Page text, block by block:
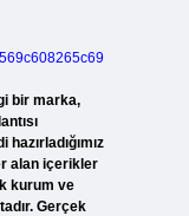
bir marka,
alan içerikler
kurum ve
Gerçek